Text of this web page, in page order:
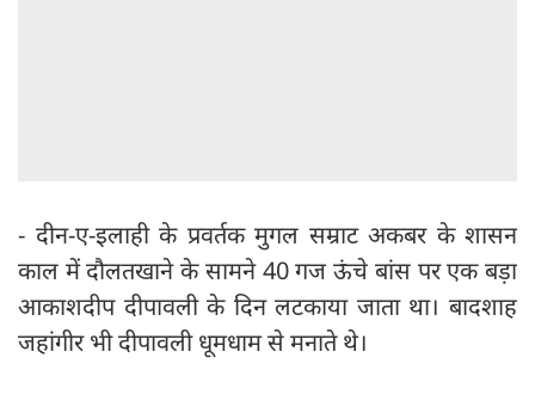
- दीन-ए-इलाही के प्रवर्तक मुगल सम्राट अकबर के शासन
काल में दौलतखाने के सामने 40 गज ऊंचे बांस पर एक बड़ा
आकाशदीप दीपावली के दिन लटकाया जाता था। बादशाह
जहांगीर भी दीपावली धूमधाम से मनाते थे।